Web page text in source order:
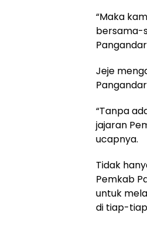
“Maka
bersama-
Jeje
“Tanpa
jajaran
ucapnya.
Tidak
Pemkab
untuk
di tiap-